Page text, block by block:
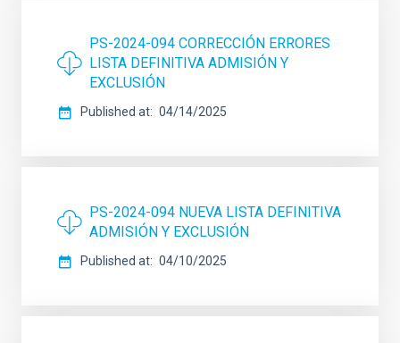
PS-2024-094 CORRECCIÓN ERRORES
LISTA DEFINITIVA ADMISIÓN Y
EXCLUSIÓN
Published at 04/14/2025
PS-2024-094 NUEVA LISTA DEFINITIVA
ADMISIÓN Y EXCLUSIÓN
Published at 04/10/2025